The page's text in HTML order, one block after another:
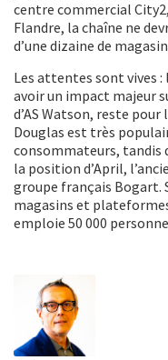
centre commercial
Flandre, la chaîne ne
d’une dizaine de
Les attentes sont vives
avoir un impact majeur
d’AS Watson, reste
Douglas est très
consommateurs, tandis
la position d’April,
groupe français Bogart.
magasins et
emploie 50 000